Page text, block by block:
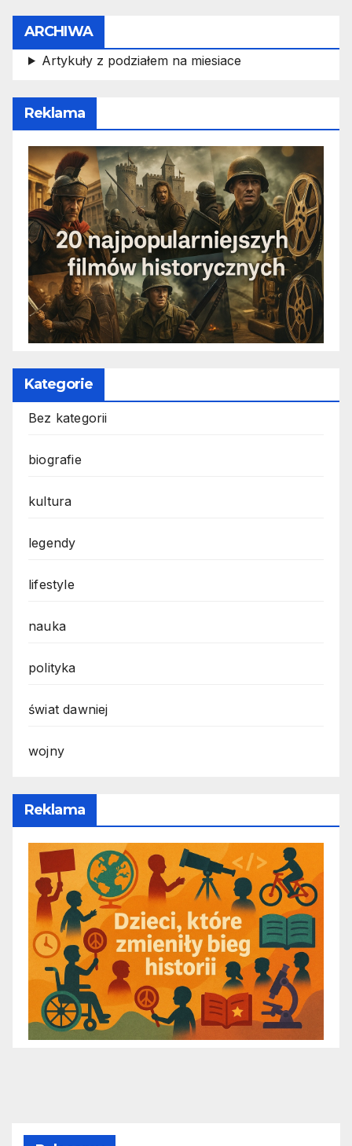
ARCHIWA
Artykuły z podziałem na miesiace
Reklama
Kategorie
Bez kategorii
biografie
kultura
legendy
lifestyle
nauka
polityka
świat dawniej
wojny
Reklama